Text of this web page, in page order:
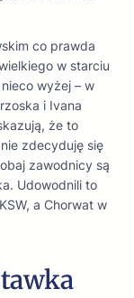
co prawda
w starciu
wyżej – w
i Ivana
że to
zdecyduję się
zawodnicy są
Udowodnili to
a Chorwat w